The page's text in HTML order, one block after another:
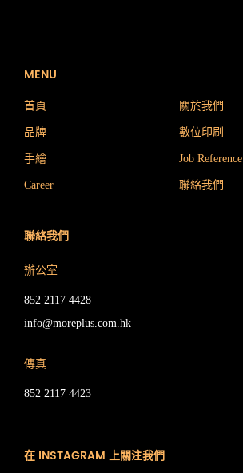
MENU
首頁 關於我們
品牌 數位印刷
手繪 Job Reference
Career 聯絡我們
聯絡我們
辦公室
852 2117 4428
info@moreplus.com.hk
傳真
852 2117 4423
在 INSTAGRAM 上關注我們